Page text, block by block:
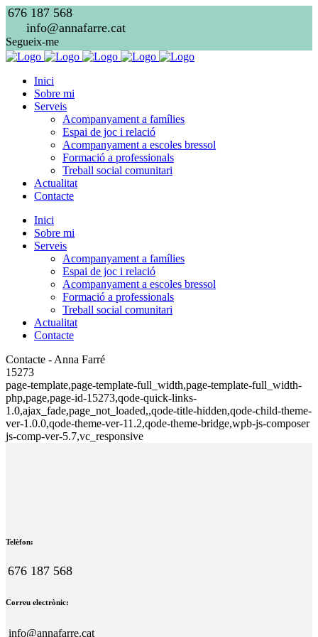
676 187 568
info@annafarre.cat
Segueix-me
Inici
Sobre mi
Serveis
Acompanyament a famílies
Espai de joc i relació
Acompanyament a escoles bressol
Formació a professionals
Treball social comunitari
Actualitat
Contacte
Inici
Sobre mi
Serveis
Acompanyament a famílies
Espai de joc i relació
Acompanyament a escoles bressol
Formació a professionals
Treball social comunitari
Actualitat
Contacte
Contacte - Anna Farré
15273
page-template,page-template-full_width,page-template-full_width-
php,page,page-id-15273,qode-quick-links-
1.0,ajax_fade,page_not_loaded,,qode-title-hidden,qode-child-theme-
ver-1.0.0,qode-theme-ver-11.2,qode-theme-bridge,wpb-js-composer
js-comp-ver-5.7,vc_responsive
Telèfon:
676 187 568
Correu electrònic:
info@annafarre.cat